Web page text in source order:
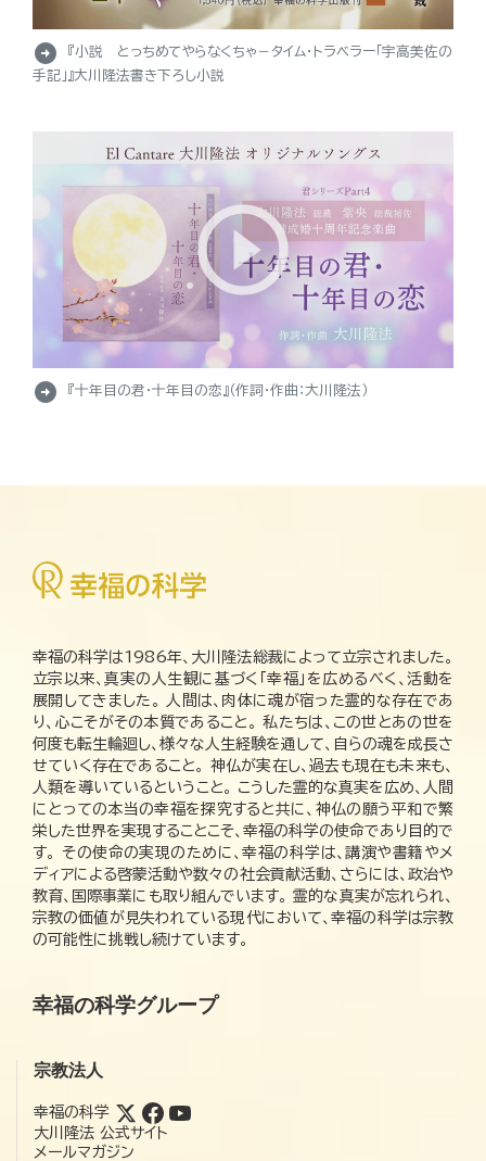
arrow_circle_right
『小説 とっちめてやらなくちゃ－タイム・トラベラー「宇高美佐の
手記」』大川隆法書き下ろし小説
arrow_circle_right 『十年目の君・十年目の恋』（作詞・作曲：大川隆法）
幸福の科学は1986年、大川隆法総裁によって立宗されました。
立宗以来、真実の人生観に基づく「幸福」を広めるべく、活動を
展開してきました。 人間は、肉体に魂が宿った霊的な存在であ
り、心こそがその本質であること。 私たちは、この世とあの世を
何度も転生輪廻し、様々な人生経験を通して、自らの魂を成長さ
せていく存在であること。 神仏が実在し、過去も現在も未来も、
人類を導いているということ。 こうした霊的な真実を広め、人間
にとっての本当の幸福を探究すると共に、神仏の願う平和で繁
栄した世界を実現することこそ、幸福の科学の使命であり目的で
す。 その使命の実現のために、幸福の科学は、講演や書籍やメ
ディアによる啓蒙活動や数々の社会貢献活動、さらには、政治や
教育、国際事業にも取り組んでいます。 霊的な真実が忘れられ、
宗教の価値が見失われている現代において、幸福の科学は宗教
の可能性に挑戦し続けています。
幸福の科学グループ
宗教法人
幸福の科学
大川隆法 公式サイト
メールマガジン